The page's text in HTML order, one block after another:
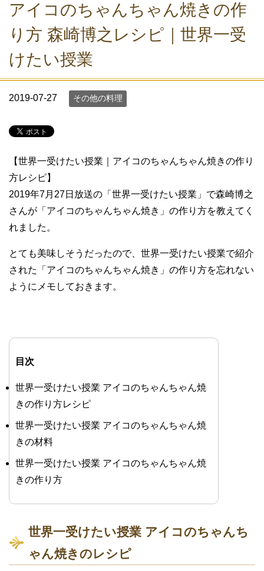
アイコのちゃんちゃん焼きの作
り方 森崎博之レシピ｜世界一受
けたい授業
2019-07-27 その他の料理
【世界一受けたい授業｜アイコのちゃんちゃん焼きの作り
方レシピ】
2019年7月27日放送の「世界一受けたい授業」で森崎博之
さんが「アイコのちゃんちゃん焼き」の作り方を教えてく
れました。
とても美味しそうだったので、世界一受けたい授業で紹介
された「アイコのちゃんちゃん焼き」の作り方を忘れない
ようにメモしておきます。
目次
世界一受けたい授業 アイコのちゃんちゃん焼
きの作り方レシピ
世界一受けたい授業 アイコのちゃんちゃん焼
きの材料
世界一受けたい授業 アイコのちゃんちゃん焼
きの作り方
世界一受けたい授業 アイコのちゃんち
ゃん焼きのレシピ